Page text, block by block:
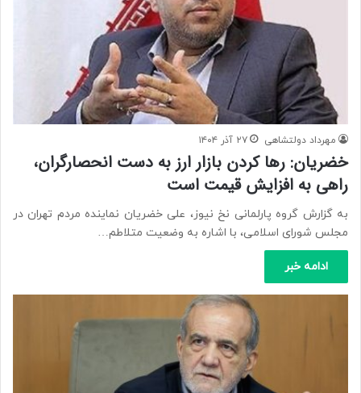
مهرداد دولتشاهی ۲۷ آذر ۱۴۰۴
خضریان: رها کردن بازار ارز به دست انحصارگران،
راهی به افزایش قیمت است
به گزارش گروه پارلمانی نخ نیوز، علی خضریان نماینده مردم تهران در
مجلس شورای اسلامی، با اشاره به وضعیت متلاطم…
ادامه خبر